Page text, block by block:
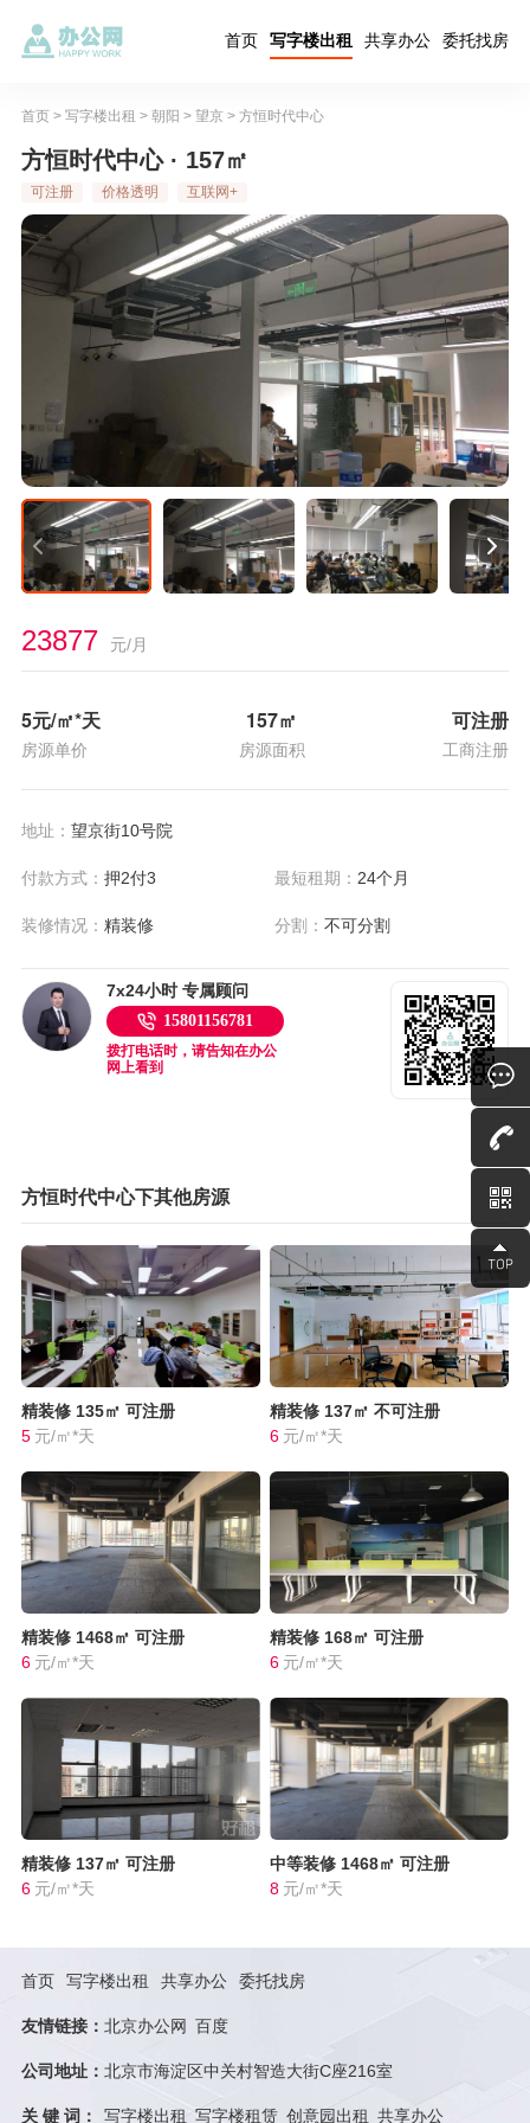
首页 写字楼出租 共享办公 委托找房
首页> 写字楼出租 > 朝阳 > 望京> 方恒时代中心
方恒时代中心 · 157㎡
可注册 价格透明 互联网+
23877 元/月
5元/㎡*天
房源单价
157㎡
房源面积
可注册
工商注册
地址： 望京街10号院
付款方式： 押2付3 最短租期： 24个月
装修情况： 精装修 分割：不可分割
7x24小时 专属顾问
15801156781
拨打电话时，请告知在办公
网上看到
方恒时代中心下其他房源
精装修 135㎡ 可注册
5 元/㎡*天
精装修 137㎡ 不可注册
6 元/㎡*天
精装修 1468㎡ 可注册
6 元/㎡*天
精装修 168㎡ 可注册
6 元/㎡*天
精装修 137㎡ 可注册
6 元/㎡*天
中等装修 1468㎡ 可注册
8 元/㎡*天
首页 写字楼出租 共享办公 委托找房
友情链接： 北京办公网 百度
公司地址： 北京市海淀区中关村智造大街C座216室
关 键 词： 写字楼出租 写字楼租赁 创意园出租 共享办公